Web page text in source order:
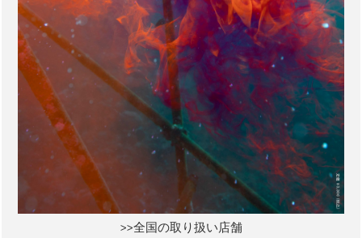
>>全国の取り扱い店舗